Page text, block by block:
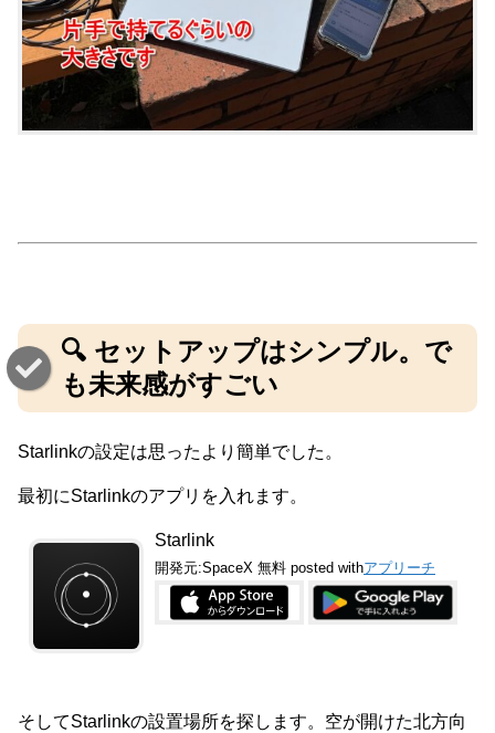
🔍 セットアップはシンプル。で
も未来感がすごい
Starlinkの設定は思ったより簡単でした。
最初にStarlinkのアプリを入れます。
Starlink
開発元:SpaceX 無料 posted withアプリーチ
そしてStarlinkの設置場所を探します。空が開けた北方向